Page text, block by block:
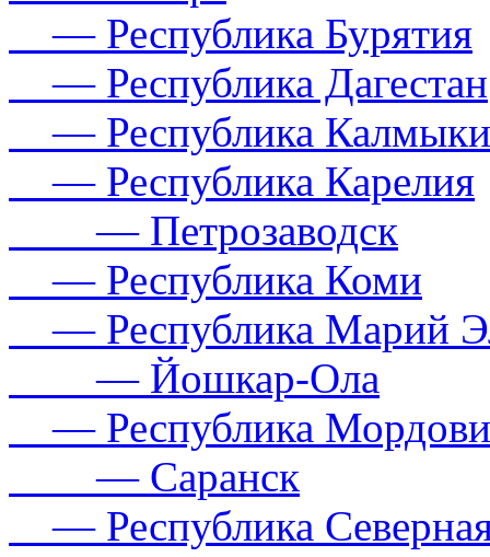
— Республика Бурятия
— Республика Дагестан
— Республика
— Республика Карелия
— Петрозаводск
— Республика Коми
— Республика Марий
— Йошкар-Ола
— Республика
— Саранск
— Республика